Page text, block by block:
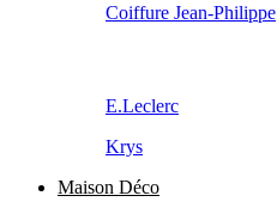
Coiffure Jean-Philippe
E.Leclerc
Krys
Maison Déco